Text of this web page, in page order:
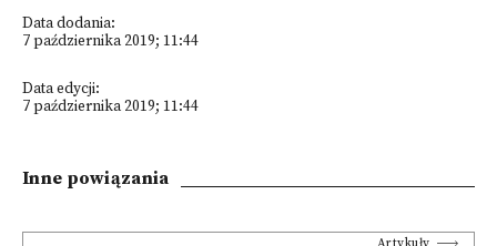
Data dodania:
7 października 2019; 11:44
Data edycji:
7 października 2019; 11:44
Inne powiązania